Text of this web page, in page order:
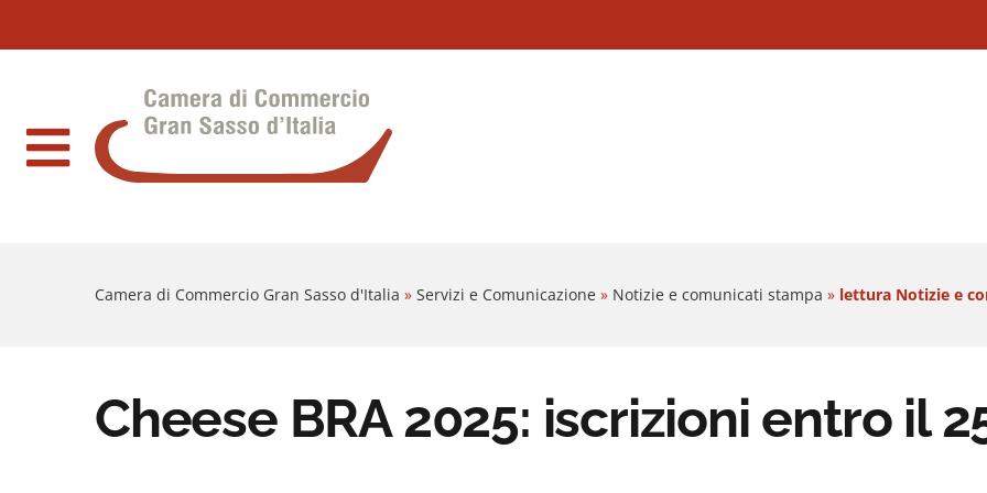
Vai al Contenuto principale della pagina
Vai al footer
Camera di Commercio Gran Sasso d'Italia
Camera di Commercio Gran Sasso d'Italia » Servizi e Comunicazione » Notizie e comunicati stampa » lettura Notizie e
Cheese BRA 2025: iscrizioni entro il